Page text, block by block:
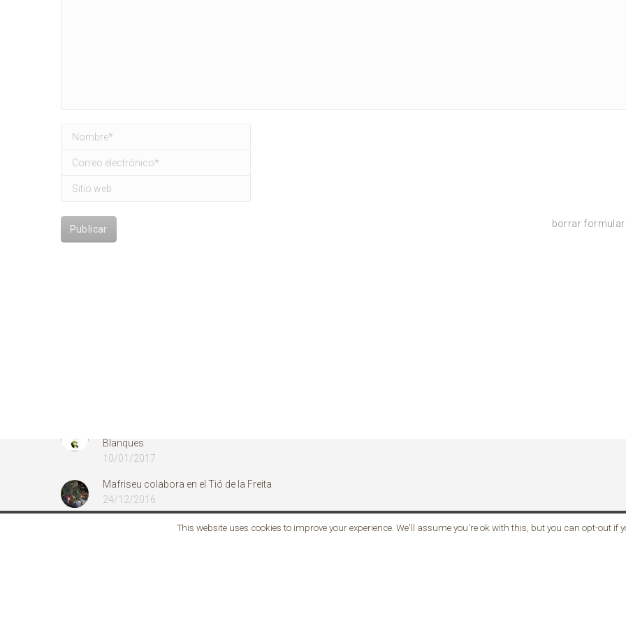
Nombre *
Correo electrónico *
Sitio web
borrar
Publicar
Blanques
10/01/2017
Mafriseu colabora en el Tió de la Freita
24/12/2016
This website uses cookies to improve your experience. We'll assume you're ok with this, but you can opt-out if